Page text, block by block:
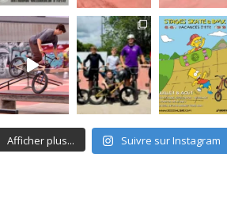
Afficher plus... Suivre sur Instagram